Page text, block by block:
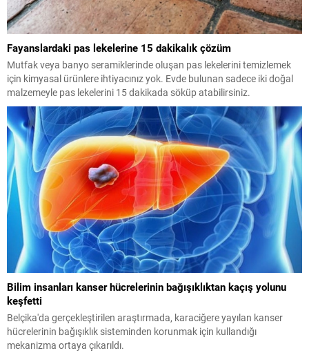
Fayanslardaki pas lekelerine 15 dakikalık çözüm
Mutfak veya banyo seramiklerinde oluşan pas lekelerini temizlemek
için kimyasal ürünlere ihtiyacınız yok. Evde bulunan sadece iki doğal
malzemeyle pas lekelerini 15 dakikada söküp atabilirsiniz.
Bilim insanları kanser hücrelerinin bağışıklıktan kaçış yolunu
keşfetti
Belçika'da gerçekleştirilen araştırmada, karaciğere yayılan kanser
hücrelerinin bağışıklık sisteminden korunmak için kullandığı
mekanizma ortaya çıkarıldı.